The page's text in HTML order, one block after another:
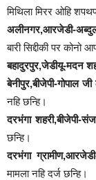
मिथिला मिरर ओहि
अलीनगर,आरजेडी-अब्दुल
बारी सिद्दीकी पर कोनो
बहादुरपुर,जेडीयू-मदन
बेनीपुर,बीजेपी-गोपाल जी
नहि छन्हि।
दरभंगा शहरी,बीजेपी-
छन्हि।
दरभंगा
मामला नहि दर्ज छन्हि।